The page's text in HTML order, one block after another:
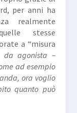
per anni ha
realmente
stesse
a “misura
da agonista –
ad esempio
ora voglio
quanto può